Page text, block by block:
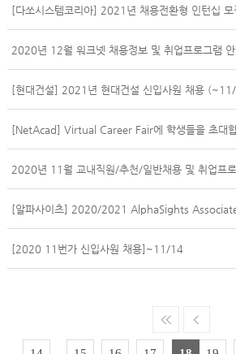
[다쏘시스템코리아] 2021년 채용전환형 인턴십
2020년 12월 워크넷 채용정보 및 취업프로그램 안
[현대건설] 2021년 현대건설 신입사원 채용
[NetAcad] Virtual Career Fair에 학생들을 초대합
2020년 11월 교내직원/추천/일반채용 및 취업프
[알파사이츠] 2020/2021 AlphaSights
[2020 11번가 신입사원 채용]~11/14